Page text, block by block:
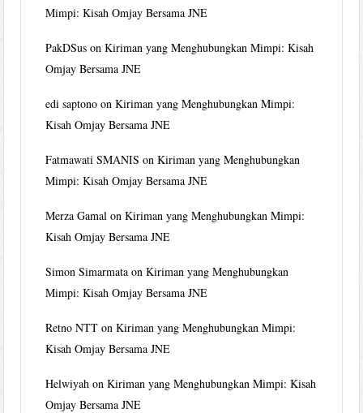
Mimpi: Kisah Omjay Bersama JNE
PakDSus onKiriman yang Menghubungkan Mimpi: Kisah
Omjay Bersama JNE
edi saptono onKiriman yang Menghubungkan Mimpi:
Kisah Omjay Bersama JNE
Fatmawati SMANIS onKiriman yang Menghubungkan
Mimpi: Kisah Omjay Bersama JNE
Merza Gamal onKiriman yang Menghubungkan Mimpi:
Kisah Omjay Bersama JNE
Simon Simarmata onKiriman yang Menghubungkan
Mimpi: Kisah Omjay Bersama JNE
Retno NTT onKiriman yang Menghubungkan Mimpi:
Kisah Omjay Bersama JNE
Helwiyah onKiriman yang Menghubungkan Mimpi: Kisah
Omjay Bersama JNE